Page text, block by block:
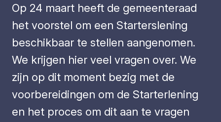
Op 24 maart heeft de gemeenteraad
het voorstel om een Starterslening
beschikbaar te stellen aangenomen.
We krijgen hier veel vragen over. We
zijn op dit moment bezig met de
voorbereidingen om de Starterlening
en het proces om dit aan te vragen